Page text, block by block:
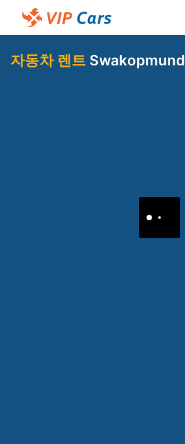
자동차 렌트 Swakopmund